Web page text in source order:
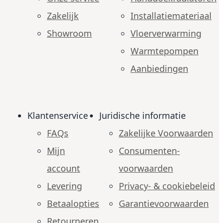
Zakelijk
Showroom
Installatiemateriaal
Vloerverwarming
Warmtepompen
Aanbiedingen
Klantenservice
FAQs
Mijn
account
Levering
Betaalopties
Juridische informatie
Zakelijke Voorwaarden
Consumenten­
voorwaarden
Privacy- & cookiebeleid
Garantie­voorwaarden